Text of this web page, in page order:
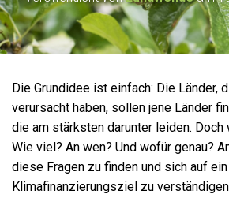
Die Grundidee ist einfach: Die Länder,
verursacht haben, sollen jene Länder
die am stärksten darunter leiden. Doch
Wie viel? An wen? Und wofür genau?
diese Fragen zu finden und sich auf
Klimafinanzierungsziel zu